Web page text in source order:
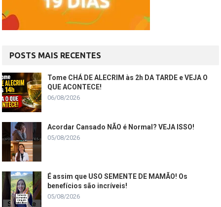
POSTS MAIS RECENTES
Tome CHÁ DE ALECRIM às 2h DA TARDE e VEJA O
QUE ACONTECE!
06/08/2026
Acordar Cansado NÃO é Normal? VEJA ISSO!
05/08/2026
É assim que USO SEMENTE DE MAMÃO! Os
benefícios são incríveis!
05/08/2026